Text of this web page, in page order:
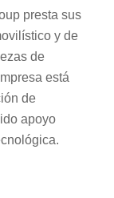
presta sus
y de
de
está
de
apoyo